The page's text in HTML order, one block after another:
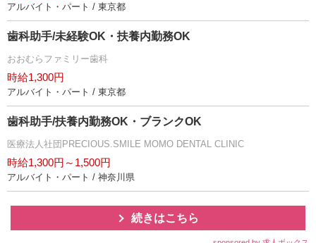
アルバイト・パート / 東京都
歯科助手/未経験OK・扶養内勤務OK
おおむらファミリー歯科
時給1,300円
アルバイト・パート / 東京都
歯科助手/扶養内勤務OK・ブランクOK
医療法人社団PRECIOUS.SMILE MOMO DENTAL CLINIC
時給1,300円～1,500円
アルバイト・パート / 神奈川県
続きはこちら